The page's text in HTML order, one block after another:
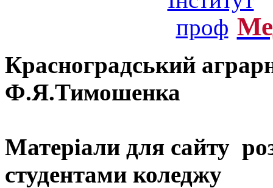
Красноградський
Ф.Я.Тимошенка
Матеріали для сайту
студентами коледжу